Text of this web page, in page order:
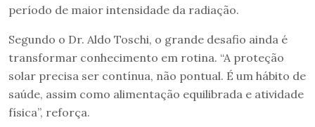
período de maior intensidade da radiação.
Segundo o Dr. Aldo Toschi, o grande desafio ainda é
transformar conhecimento em rotina. “A proteção
solar precisa ser contínua, não pontual. É um hábito de
saúde, assim como alimentação equilibrada e atividade
física”, reforça.